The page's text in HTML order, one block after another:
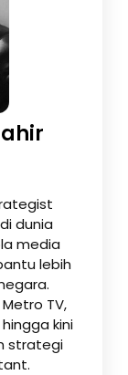
dunia
media
lebih
TV,
kini
strategi